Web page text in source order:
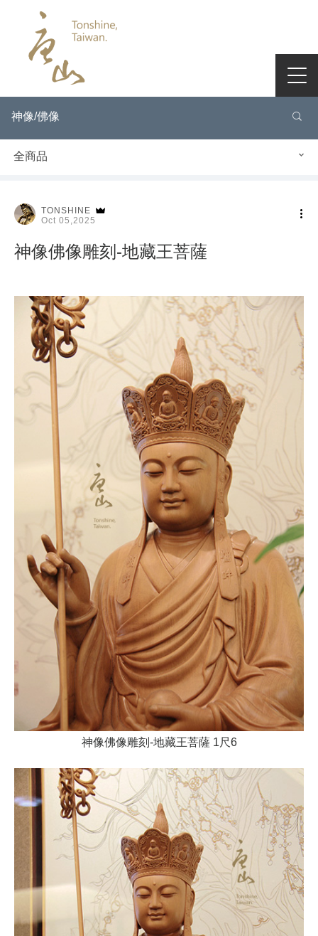
神像/佛像
全商品
TONSHINE
Oct 05,2025
神像佛像雕刻-地藏王菩薩
神像佛像雕刻-地藏王菩薩 1尺6